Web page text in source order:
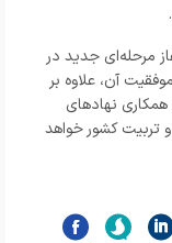
مرحله‌ای جدید در
آن، علاوه بر
همکاری نهادهای
و تربیت کشور خواهد